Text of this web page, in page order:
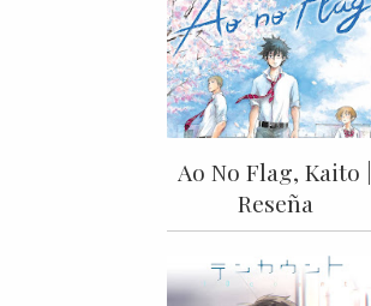
Ao No Flag, Kaito |
Reseña